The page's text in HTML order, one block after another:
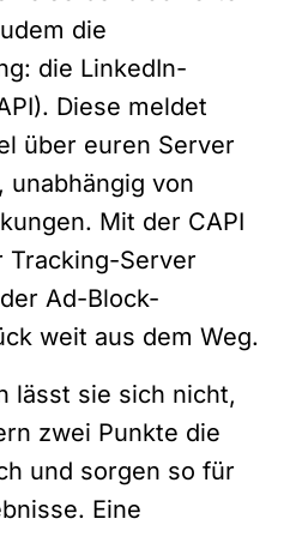
die
die LinkedIn-
Diese meldet
über euren Server
unabhängig von
Mit der CAPI
Tracking-Server
Ad-Block-
weit aus dem Weg.
lässt sie sich nicht,
zwei Punkte die
und sorgen so für
Eine